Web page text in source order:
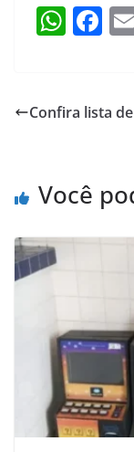
W
s
p
F
e
o
Confira lista
Você